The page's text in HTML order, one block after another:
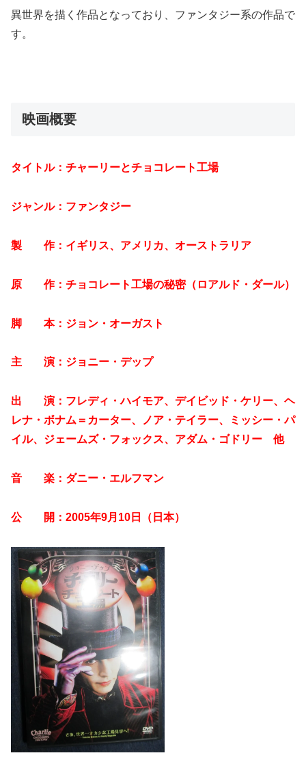
異世界を描く作品となっており、ファンタジー系の作品で
す。
映画概要
タイトル：チャーリーとチョコレート工場
ジャンル：ファンタジー
製 作：イギリス、アメリカ、オーストラリア
原 作：チョコレート工場の秘密（ロアルド・ダール）
脚 本：ジョン・オーガスト
主 演：ジョニー・デップ
出 演：フレディ・ハイモア、デイビッド・ケリー、ヘ
レナ・ボナム＝カーター、ノア・テイラー、ミッシー・パ
イル、ジェームズ・フォックス、アダム・ゴドリー 他
音 楽：ダニー・エルフマン
公 開：2005年9月10日（日本）